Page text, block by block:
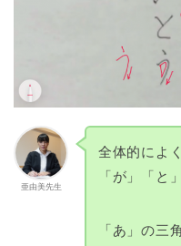
亜由美先生
全体的によ
「が」「と
「あ」の三